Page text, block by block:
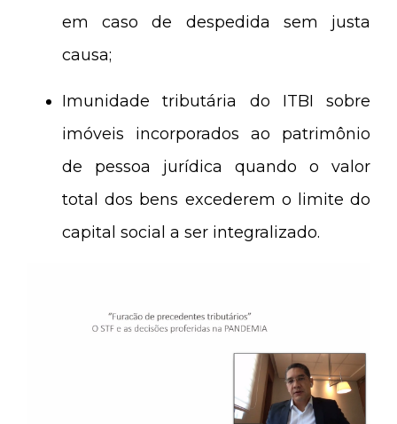
em caso de despedida sem justa
causa;
Imunidade tributária do ITBI sobre
imóveis incorporados ao patrimônio
de pessoa jurídica quando o valor
total dos bens excederem o limite do
capital social a ser integralizado.